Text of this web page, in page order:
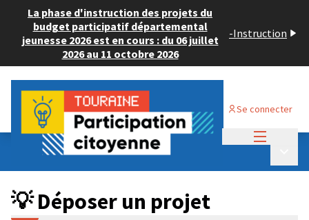
La phase d'instruction des projets du
budget participatif départemental
jeunesse 2026 est en cours : du 06 juillet
2026 au 11 octobre 2026
-Instruction
Se connecter
Budget Participatif ADULTE 2024
💡 Déposer un projet
💡 Déposer un projet